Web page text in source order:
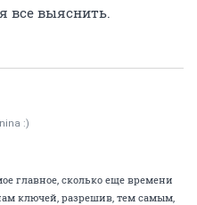
все выяснить.
:)
главное, сколько еще времени
ключей, разрешив, тем самым,